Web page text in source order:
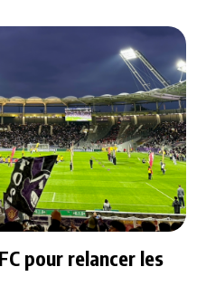
pour relancer les